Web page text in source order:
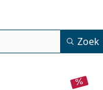
Zoek